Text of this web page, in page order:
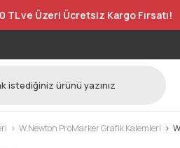
TL ve Üzeri Ücretsiz Kargo Fırsatı!
W.Newton ProMarker Grafik Kalemleri